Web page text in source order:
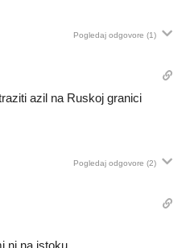
Pogledaj odgovore (1)
azil na Ruskoj granici
Pogledaj odgovore (2)